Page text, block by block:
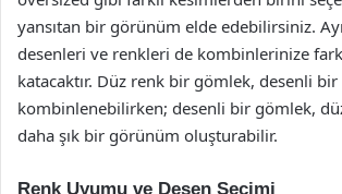
yansıtan bir görünüm elde edebilirsiniz.
desenleri ve renkleri de kombinlerinize
katacaktır. Düz renk bir gömlek, desenli
kombinlenebilirken; desenli bir gömlek,
daha şık bir görünüm oluşturabilir.
Renk Uyumu ve Desen Seçimi